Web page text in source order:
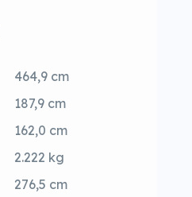
464,9 cm
187,9 cm
162,0 cm
2.222 kg
276,5 cm